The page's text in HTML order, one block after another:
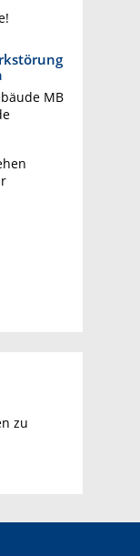
MB
zu